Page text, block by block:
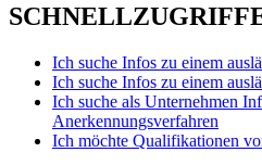
Ich suche Infos zu einem
Ich suche Infos zu einem
Ich suche als Unternehmen
Anerkennungsverfahren
Ich möchte Qualifikationen